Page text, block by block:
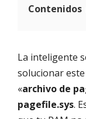
Contenidos
La inteligente
solucionar
«archivo de
pagefile.sys.